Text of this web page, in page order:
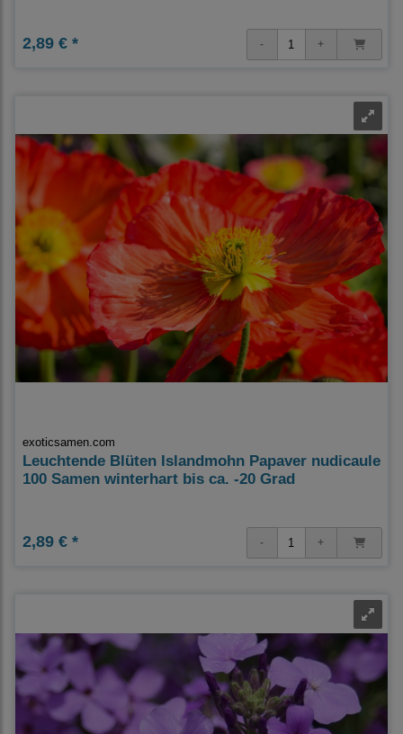
2,89 € *
exoticsamen.com
Leuchtende Blüten Islandmohn Papaver nudicaule
100 Samen winterhart bis ca. -20 Grad
2,89 € *